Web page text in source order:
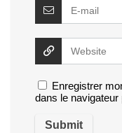
Enregistrer
dans le